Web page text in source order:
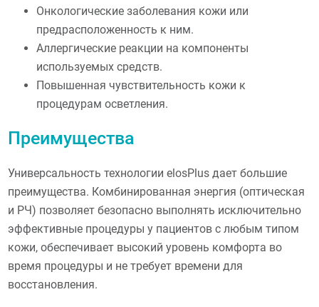
Онкологические заболевания кожи или
предрасположенность к ним.
Аллергические реакции на компоненты
используемых средств.
Повышенная чувствительность кожи к
процедурам осветления.
Преимущества
Универсальность технологии elosPlus дает большие
преимущества. Комбинированная энергия (оптическая
и РЧ) позволяет безопасно выполнять исключительно
эффективные процедуры у пациентов с любым типом
кожи, обеспечивает высокий уровень комфорта во
время процедуры и не требует времени для
восстановления.